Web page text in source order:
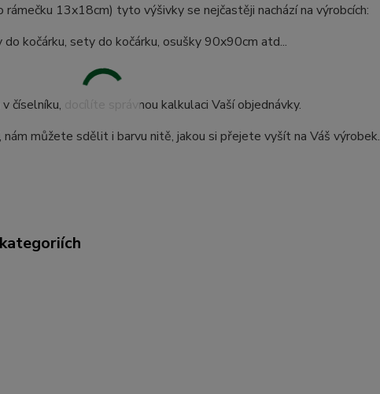
rámečku 13x18cm) tyto výšivky se nejčastěji nachází na výrobcích:
do kočárku, sety do kočárku, osušky 90x90cm atd...
v číselníku, docílíte správnou kalkulaci Vaší objednávky.
nám můžete sdělit i barvu nitě, jakou si přejete vyšít na Váš výrobek.